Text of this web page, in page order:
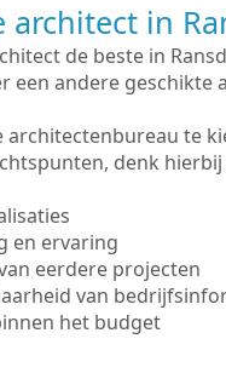
architect in
de beste in
een andere geschikte
architectenbureau te
denk hierbij
en ervaring
eerdere projecten
van
het budget